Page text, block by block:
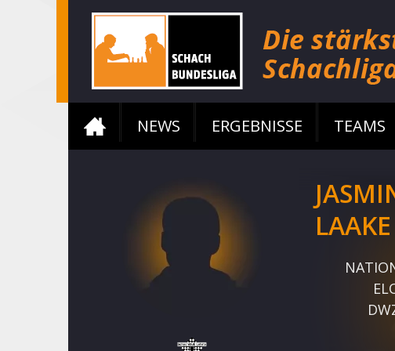
NEWS ERGEBNISSE TEAMS
LAAKE